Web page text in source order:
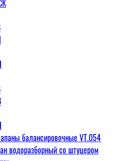
балансировочные VT.054
водоразборный со штуцером